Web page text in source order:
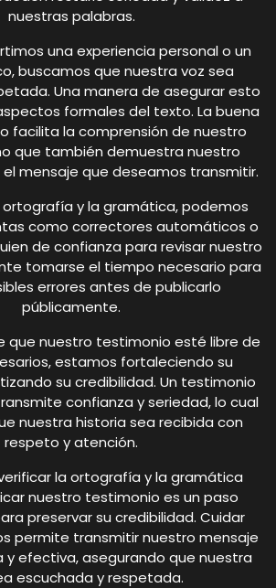
nuestras palabras.
una experiencia personal o un
buscamos que nuestra voz sea
Una manera de asegurar esto
formales del texto. La buena
facilita la comprensión de nuestro
que también demuestra nuestro
mensaje que deseamos transmitir.
ortografía y la gramática, podemos
como correctores automáticos o
de confianza para revisar nuestro
tomarse el tiempo necesario para
errores antes de publicarlo
públicamente.
que nuestro testimonio esté libre de
estamos fortaleciendo su
su credibilidad. Un testimonio
confianza y seriedad, lo cual
nuestra historia sea recibida con
respeto y atención.
la ortografía y la gramática
nuestro testimonio es un paso
preservar su credibilidad. Cuidar
permite transmitir nuestro mensaje
y efectiva, asegurando que nuestra
escuchada y respetada.